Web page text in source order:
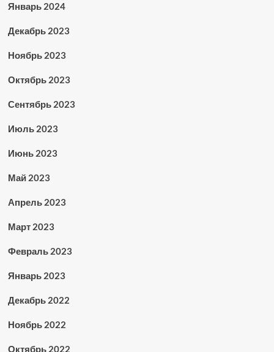
Январь 2024
Декабрь 2023
Ноябрь 2023
Октябрь 2023
Сентябрь 2023
Июль 2023
Июнь 2023
Май 2023
Апрель 2023
Март 2023
Февраль 2023
Январь 2023
Декабрь 2022
Ноябрь 2022
Октябрь 2022